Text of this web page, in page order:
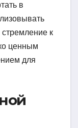
в
к
ценным
для